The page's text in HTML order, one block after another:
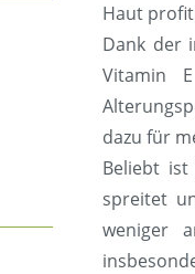
Haut
Dank der
Vitamin
dazu für
Beliebt
spreitet
weniger